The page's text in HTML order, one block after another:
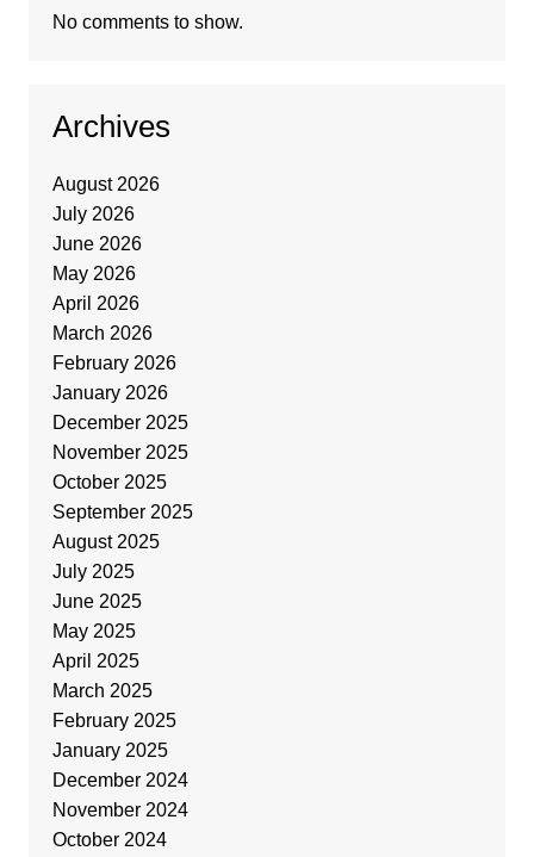
No comments to show.
Archives
August 2026
July 2026
June 2026
May 2026
April 2026
March 2026
February 2026
January 2026
December 2025
November 2025
October 2025
September 2025
August 2025
July 2025
June 2025
May 2025
April 2025
March 2025
February 2025
January 2025
December 2024
November 2024
October 2024